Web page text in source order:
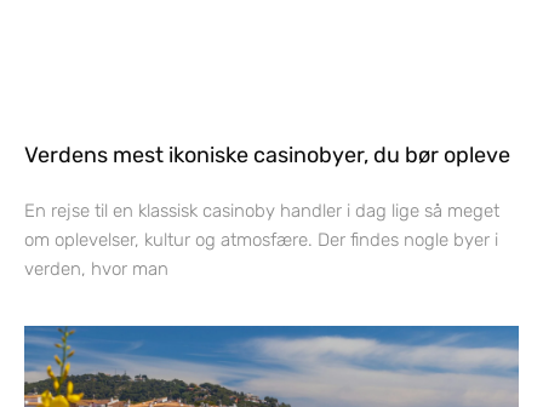
Verdens mest ikoniske casinobyer, du bør opleve
En rejse til en klassisk casinoby handler i dag lige så meget
om oplevelser, kultur og atmosfære. Der findes nogle byer i
verden, hvor man